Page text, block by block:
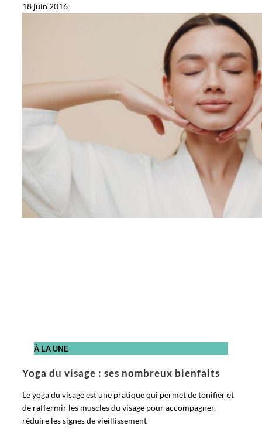
18 juin 2016
À LA UNE
Yoga du visage : ses nombreux bienfaits
Le yoga du visage est une pratique qui permet de tonifier et
de raffermir les muscles du visage pour accompagner,
réduire les signes de vieillissement